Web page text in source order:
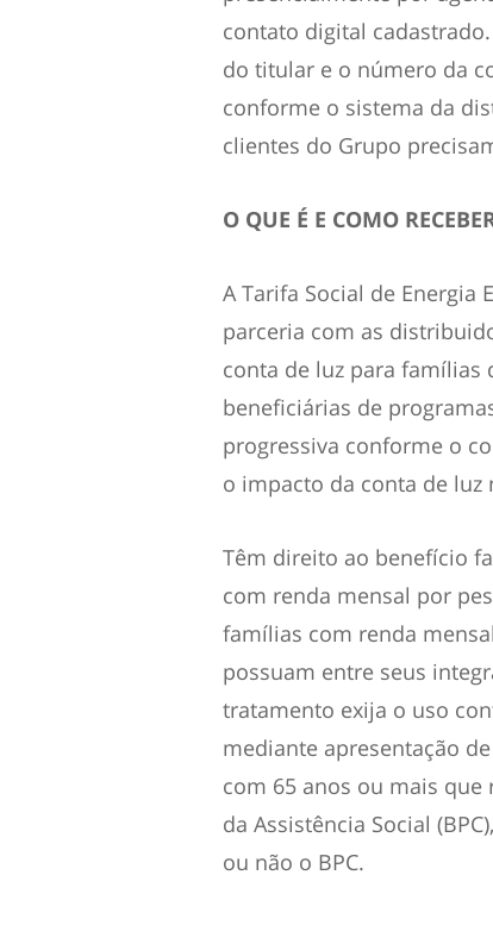
contato digital
do titular e o número da
conforme o sistema da
clientes do Grupo
O QUE É E COMO
A Tarifa Social de
parceria com as
conta de luz para famílias
beneficiárias de
progressiva conforme o
o impacto da conta de
Têm direito ao benefício
com renda mensal por
famílias com renda
possuam entre seus
tratamento exija o uso
mediante apresentação
com 65 anos ou mais que
da Assistência Social
ou não o BPC.